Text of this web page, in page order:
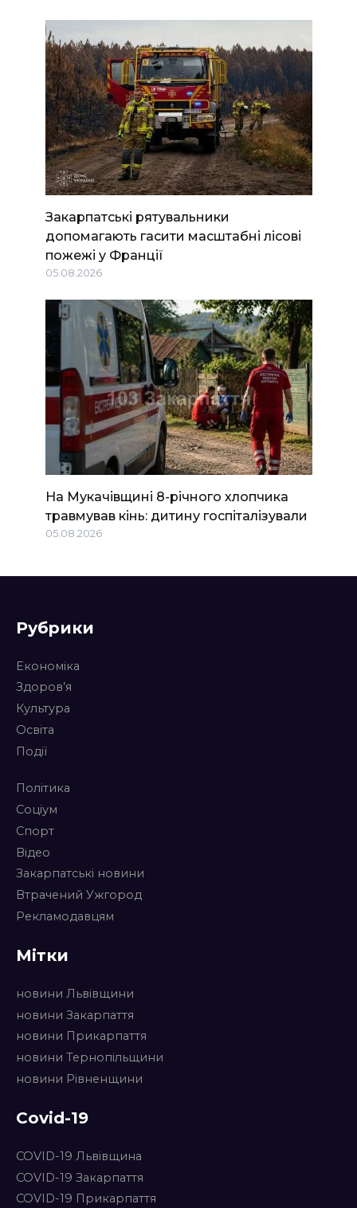
Закарпатські рятувальники
допомагають гасити масштабні лісові
пожежі у Франції
05.08.2026
На Мукачівщині 8-річного хлопчика
травмував кінь: дитину госпіталізували
05.08.2026
Рубрики
Економіка
Здоров’я
Культура
Освіта
Події
Політика
Соціум
Спорт
Відео
Закарпатські новини
Втрачений Ужгород
Рекламодавцям
Мітки
новини Львівщини
новини Закарпаття
новини Прикарпаття
новини Тернопільщини
новини Рівненщини
Covid-19
COVID-19 Львівщина
COVID-19 Закарпаття
COVID-19 Прикарпаття